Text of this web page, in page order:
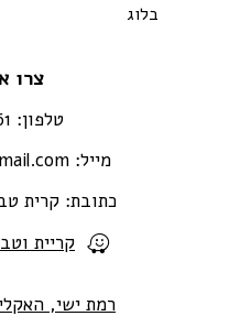
בלוג
צרו
טלפון:
מייל:
כתובת: קרית
קריית
רמת ישי, האקליפטוס 3-